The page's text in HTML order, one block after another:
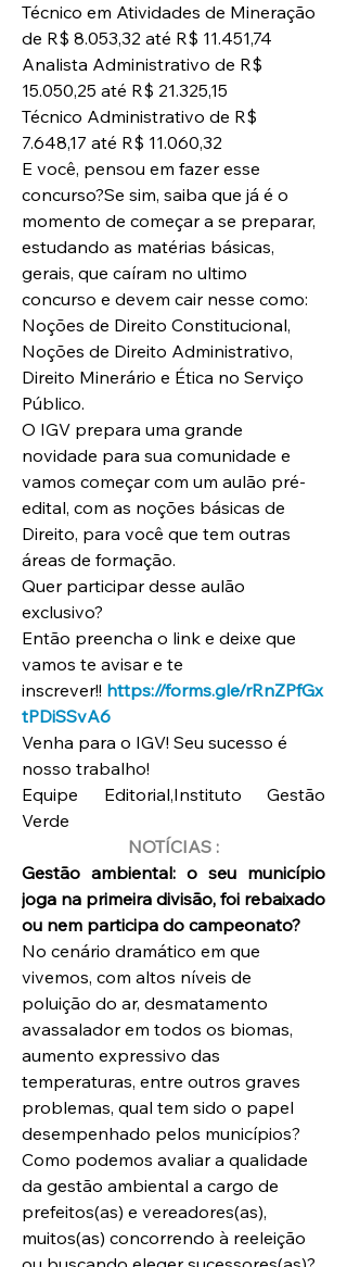
Técnico em Atividades de Mineração
de R$ 8.053,32 até R$ 11.451,74
Analista Administrativo de R$
15.050,25 até R$ 21.325,15
Técnico Administrativo de R$
7.648,17 até R$ 11.060,32
E você, pensou em fazer esse
concurso?Se sim, saiba que já é o
momento de começar a se preparar,
estudando as matérias básicas,
gerais, que caíram no ultimo
concurso e devem cair nesse como:
Noções de Direito Constitucional,
Noções de Direito Administrativo,
Direito Minerário e Ética no Serviço
Público.
O IGV prepara uma grande
novidade para sua comunidade e
vamos começar com um aulão pré-
edital, com as noções básicas de
Direito, para você que tem outras
áreas de formação.
Quer participar desse aulão
exclusivo?
Então preencha o link e deixe que
vamos te avisar e te
inscrever!! https://forms.gle/rRnZPfGx
tPDiSSvA6
Venha para o IGV! Seu sucesso é
nosso trabalho!
Equipe Editorial,Instituto Gestão
Verde
NOTÍCIAS :
Gestão ambiental: o seu município
joga na primeira divisão, foi rebaixado
ou nem participa do campeonato?
No cenário dramático em que
vivemos, com altos níveis de
poluição do ar, desmatamento
avassalador em todos os biomas,
aumento expressivo das
temperaturas, entre outros graves
problemas, qual tem sido o papel
desempenhado pelos municípios?
Como podemos avaliar a qualidade
da gestão ambiental a cargo de
prefeitos(as) e vereadores(as),
muitos(as) concorrendo à reeleição